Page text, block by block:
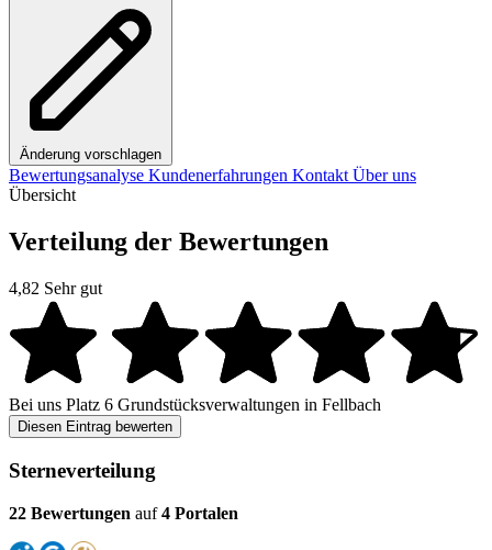
Änderung vorschlagen
Bewertungsanalyse Kundenerfahrungen Kontakt Über uns
Übersicht
Verteilung der Bewertungen
4,82 Sehr gut
Bei uns Platz 6 Grundstücksverwaltungen in Fellbach
Diesen Eintrag bewerten
Sterneverteilung
22 Bewertungen auf4 Portalen